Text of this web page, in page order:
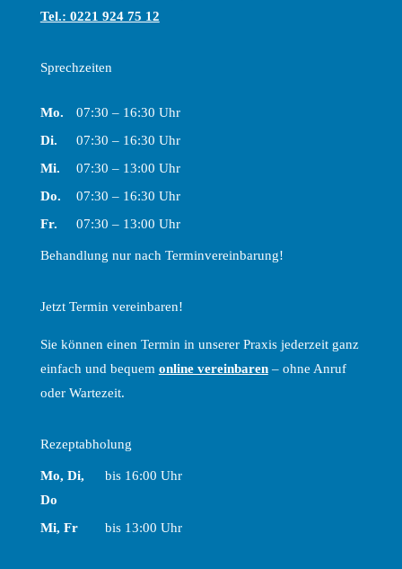
Tel.: 0221 924 75 12
Sprechzeiten
Mo. Montag
07:30 – 16:30 Uhr
Di. Dienstag
07:30 – 16:30 Uhr
Mi. Mittwoch
07:30 – 13:00 Uhr
Do. Donnerstag
07:30 – 16:30 Uhr
Fr. Freitag
07:30 – 13:00 Uhr
Behandlung nur nach Terminvereinbarung!
Jetzt Termin vereinbaren!
Sie können einen Termin in unserer Praxis jederzeit ganz
einfach und bequem online vereinbaren– ohne Anruf
oder Wartezeit.
Rezeptabholung
Mo, Di,
DoMontag, Dienstag und Donnerstag
bis 16:00 Uhr
Mi, FrMittwoch und Freitag
bis 13:00 Uhr